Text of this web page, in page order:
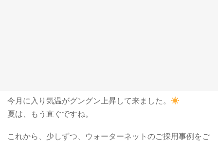
今月に入り気温がグングン上昇して来ました。
夏は、もう直ぐですね。
これから、少しずつ、ウォーターネットのご採用事例をご